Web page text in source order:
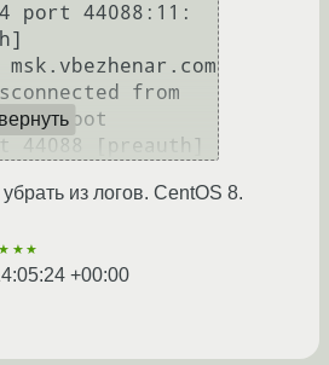
port 44088:11:
from
root
из логов. CentOS 8.
+00:00